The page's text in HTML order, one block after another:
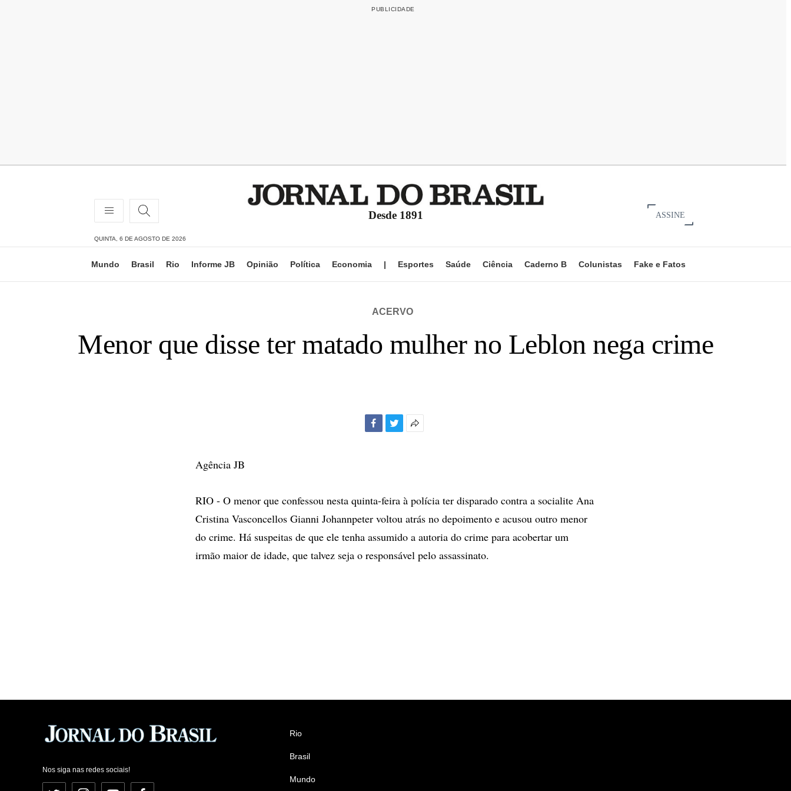
Desde 1891 ASSINE
QUINTA, 6 DE AGOSTO DE 2026
Mundo Brasil Rio Informe JB Opinião Política Economia | Esportes Saúde Ciência Caderno B Colunistas Fake e Fatos
ACERVO
Menor que disse ter matado mulher no Leblon nega crime
Agência JB
RIO - O menor que confessou nesta quinta-feira à polícia ter disparado contra a socialite Ana
Cristina Vasconcellos Gianni Johannpeter voltou atrás no depoimento e acusou outro menor
do crime. Há suspeitas de que ele tenha assumido a autoria do crime para acobertar um
irmão maior de idade, que talvez seja o responsável pelo assassinato.
Nos siga nas redes sociais!
Rio
Brasil
Mundo